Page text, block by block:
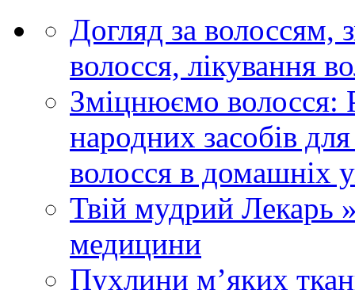
Догляд за волоссям,
волосся, лікування
Зміцнюємо волосся:
народних засобів
волосся в домашніх
Твій мудрий Лекарь
медицини
Пухлини м’яких